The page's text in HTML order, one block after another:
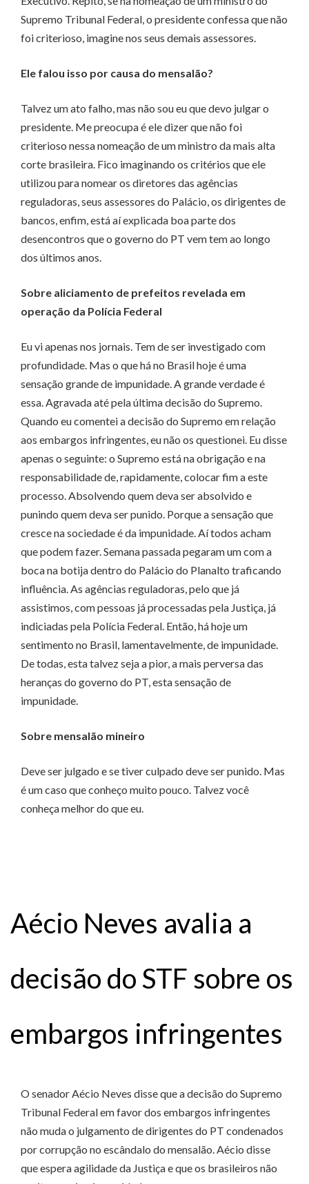
Supremo Tribunal Federal, o presidente confessa que não
foi criterioso, imagine nos seus demais assessores.
Ele falou isso por causa do mensalão?
Talvez um ato falho, mas não sou eu que devo julgar o
presidente. Me preocupa é ele dizer que não foi
criterioso nessa nomeação de um ministro da mais alta
corte brasileira. Fico imaginando os critérios que ele
utilizou para nomear os diretores das agências
reguladoras, seus assessores do Palácio, os dirigentes de
bancos, enfim, está aí explicada boa parte dos
desencontros que o governo do PT vem tem ao longo
dos últimos anos.
Sobre aliciamento de prefeitos revelada em
operação da Polícia Federal
Eu vi apenas nos jornais. Tem de ser investigado com
profundidade. Mas o que há no Brasil hoje é uma
sensação grande de impunidade. A grande verdade é
essa. Agravada até pela última decisão do Supremo.
Quando eu comentei a decisão do Supremo em relação
aos embargos infringentes, eu não os questionei. Eu disse
apenas o seguinte: o Supremo está na obrigação e na
responsabilidade de, rapidamente, colocar fim a este
processo. Absolvendo quem deva ser absolvido e
punindo quem deva ser punido. Porque a sensação que
cresce na sociedade é da impunidade. Aí todos acham
que podem fazer. Semana passada pegaram um com a
boca na botija dentro do Palácio do Planalto traficando
influência. As agências reguladoras, pelo que já
assistimos, com pessoas já processadas pela Justiça, já
indiciadas pela Polícia Federal. Então, há hoje um
sentimento no Brasil, lamentavelmente, de impunidade.
De todas, esta talvez seja a pior, a mais perversa das
heranças do governo do PT, esta sensação de
impunidade.
Sobre mensalão mineiro
Deve ser julgado e se tiver culpado deve ser punido. Mas
é um caso que conheço muito pouco. Talvez você
conheça melhor do que eu.
Aécio Neves avalia a
decisão do STF sobre os
embargos infringentes
O senador Aécio Neves disse que a decisão do Supremo
Tribunal Federal em favor dos embargos infringentes
não muda o julgamento de dirigentes do PT condenados
por corrupção no escândalo do mensalão. Aécio disse
que espera agilidade da Justiça e que os brasileiros não